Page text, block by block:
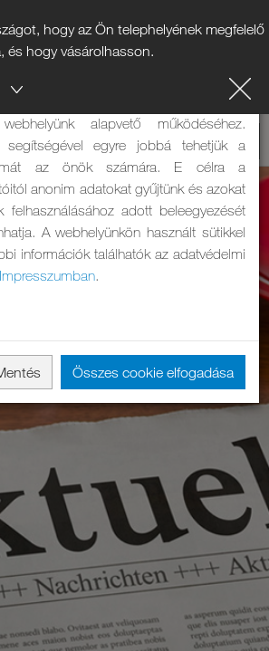
hogy az Ön telephelyének megfelelő
és hogy vásárolhasson.
használ. Két feladatuk van: Egyrészt
alapvető működéséhez.
egyre jobbá tehetjük a
az önök számára. E célra a
anonim adatokat gyűjtünk és azokat
felhasználásához adott beleegyezését
A webhelyünkön használt sütikkel
információk találhatók az adatvédelmi
Impresszumban.
Összes cookie elfogadása